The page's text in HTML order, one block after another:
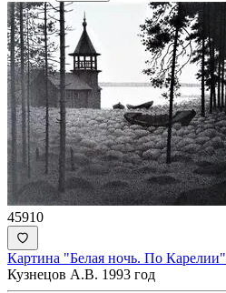
45910
Картина "Белая ночь. По Карелии"
Кузнецов А.В. 1993 год